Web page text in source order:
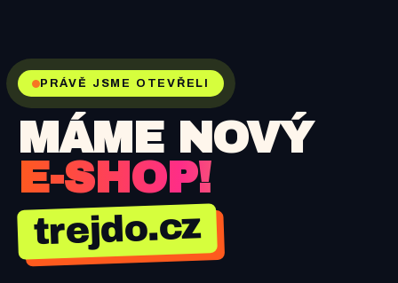
PRÁVĚ JSME OTEVŘELI
MÁME NOVÝ
E-SHOP!
trejdo.cz